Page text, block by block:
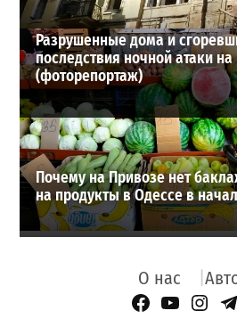
Разрушенные дома и
последствия ночной атаки
(фоторепортаж)
Почему на Привозе нет
на продукты в Одессе в
О нас
Facebook Page
YouTube